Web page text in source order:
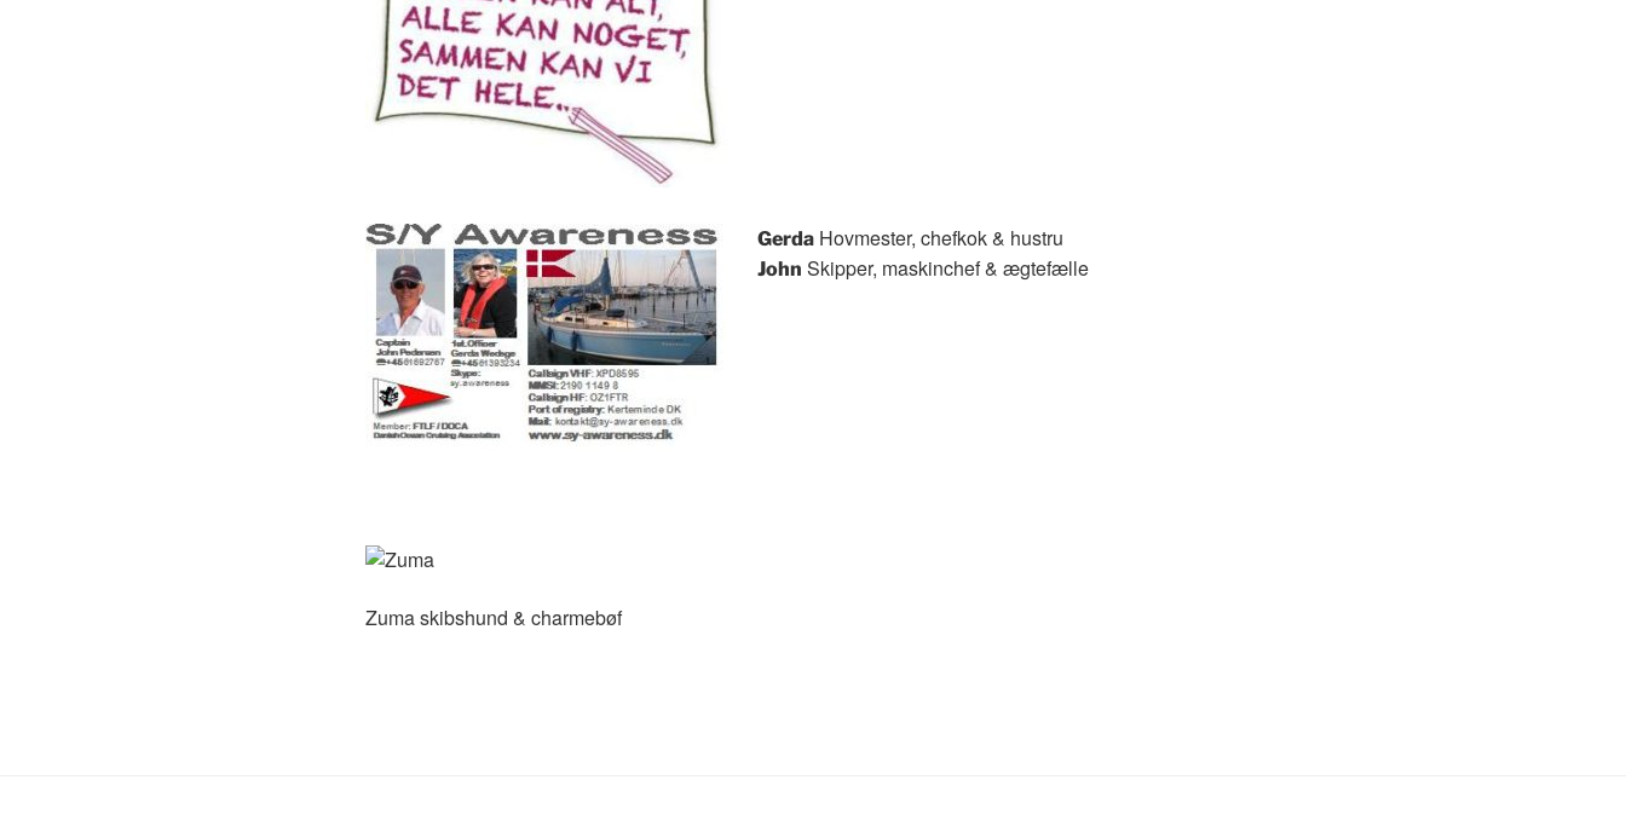
Gerda Hovmester, chefkok & hustru
John Skipper, maskinchef & ægtefælle
Zuma skibshund & charmebøf